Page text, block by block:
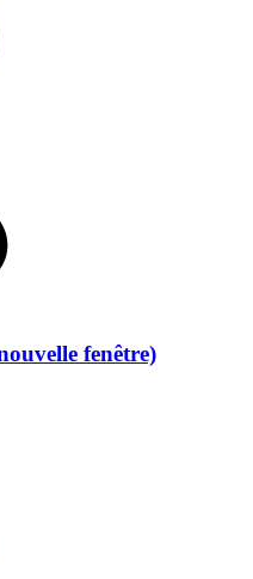
fenêtre)